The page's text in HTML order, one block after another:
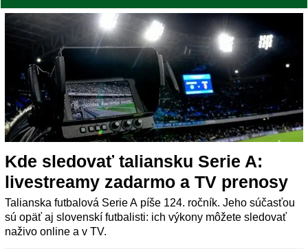
Kde sledovať taliansku Serie A:
livestreamy zadarmo a TV prenosy
Talianska futbalová Serie A píše 124. ročník. Jeho súčasťou
sú opäť aj slovenskí futbalisti: ich výkony môžete sledovať
naživo online a v TV.